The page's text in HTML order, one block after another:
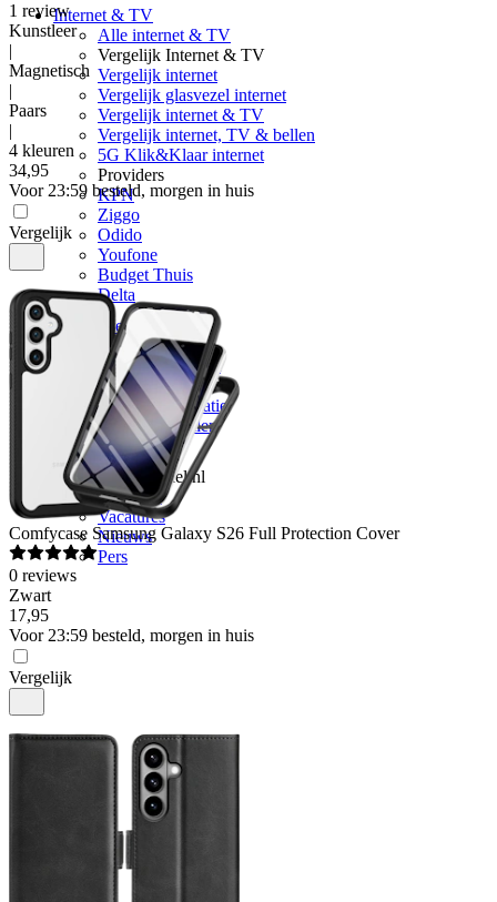
Internet & TV
Alle internet & TV
Vergelijk Internet & TV
Vergelijk internet
Vergelijk glasvezel internet
Vergelijk internet & TV
Vergelijk internet, TV & bellen
5G Klik&Klaar internet
Providers
KPN
Ziggo
Odido
Youfone
Budget Thuis
Delta
Klantenservice
Klantenservice
Vragen & contact
Zakelijk
Retour & reparatie
Telefoon inruilen
Over ons
Over Mobiel.nl
Over ons
Vacatures
Nieuws
Pers
1 review
Kunstleer
|
Magnetisch
|
Paars
|
4 kleuren
34,95
Voor 23:59 besteld, morgen in huis
Vergelijk
Comfycase Samsung Galaxy S26 Full Protection Cover
0 reviews
Zwart
17,95
Voor 23:59 besteld, morgen in huis
Vergelijk